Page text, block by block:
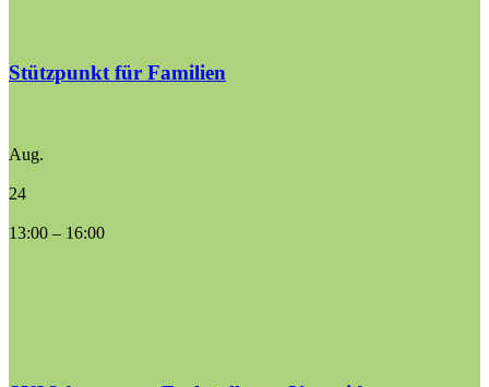
Stützpunkt für Familien
Aug.
24
13:00 – 16:00